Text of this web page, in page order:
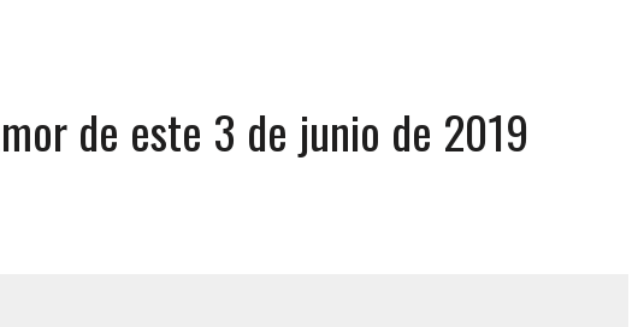
POR FALTA DE TRATAMIENTO DESENCADENÓ TRAGEDIA FAMILIAR
INDUJO AL SUICIDIO A UNA ADOLESCENTE DE 13 AÑOS TRAS ABUSAR DE ELLA
SOBREVIVIÓ UN HOMBRE Y SU FAMILIA TRAS LOS TERREMOTOS: CAYERON DESDE EL PISO NUEVE DEL
EN LOCAL COMERCIAL DE CHACAO
SEÑORA DE LAS UÑAS BONITAS’ 42 DÍAS DESPUÉS DE LOS TERREMOTOS EN LA GUAIRA
de este 3 de junio de 2019